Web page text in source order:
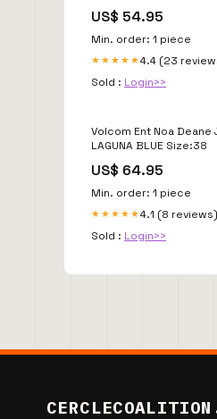
US$ 54.95
Min. order: 1 piece
★★★★★4.4 (23
Sold : Login>>
Volcom Ent Noa Deane
LAGUNA BLUE Size:38
US$ 64.95
Min. order: 1 piece
★★★★★4.1 (8 reviews)
Sold : Login>>